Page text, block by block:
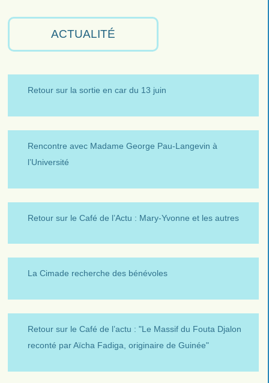
ACTUALITÉ
Retour sur la sortie en car du 13 juin
Rencontre avec Madame George Pau-Langevin à
l’Université
Retour sur le Café de l’Actu : Mary-Yvonne et les autres
La Cimade recherche des bénévoles
Retour sur le Café de l’actu : "Le Massif du Fouta Djalon
reconté par Aïcha Fadiga, originaire de Guinée"